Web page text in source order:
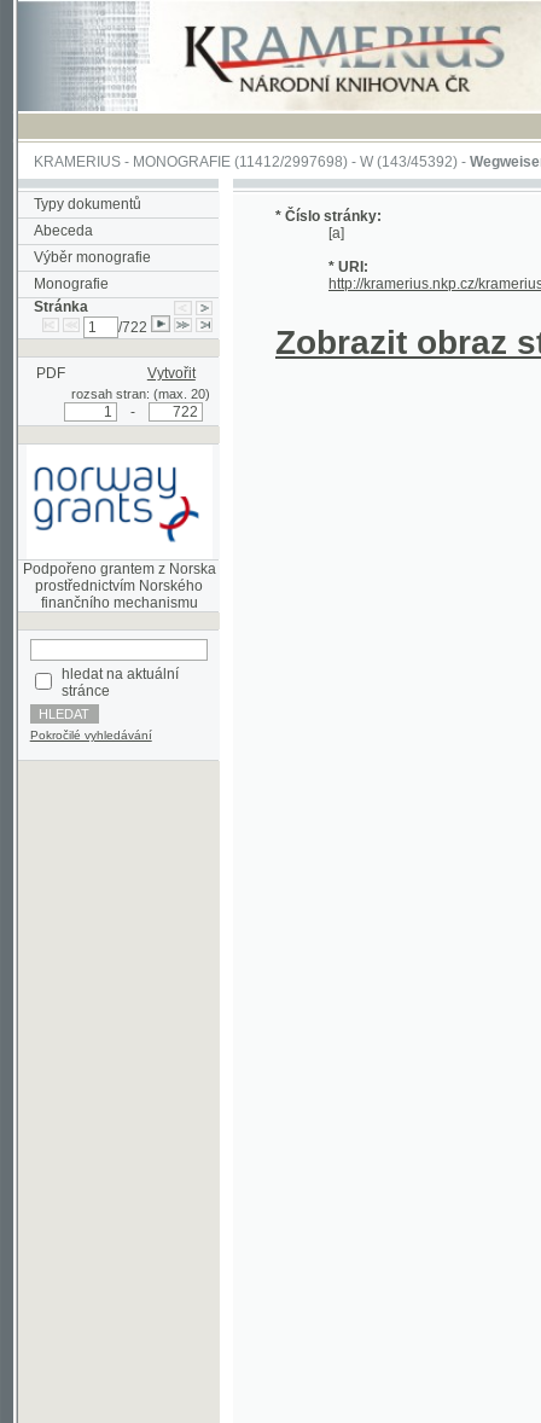
KRAMERIUS-MONOGRAFIE(11412/2997698) -W (143/45392)-Wegweiser durch
Typy dokumentů
Abeceda
Výběr monografie
Monografie
Stránka
/722
PDF Vytvořit
rozsah stran: (max. 20)
Podpořeno grantem z Norska
prostřednictvím Norského
hledat na aktuální
stránce
Pokročilé vyhledávání
* Číslo stránky:
[a]
* URI:
http://kramerius.nkp.cz/kramerius/